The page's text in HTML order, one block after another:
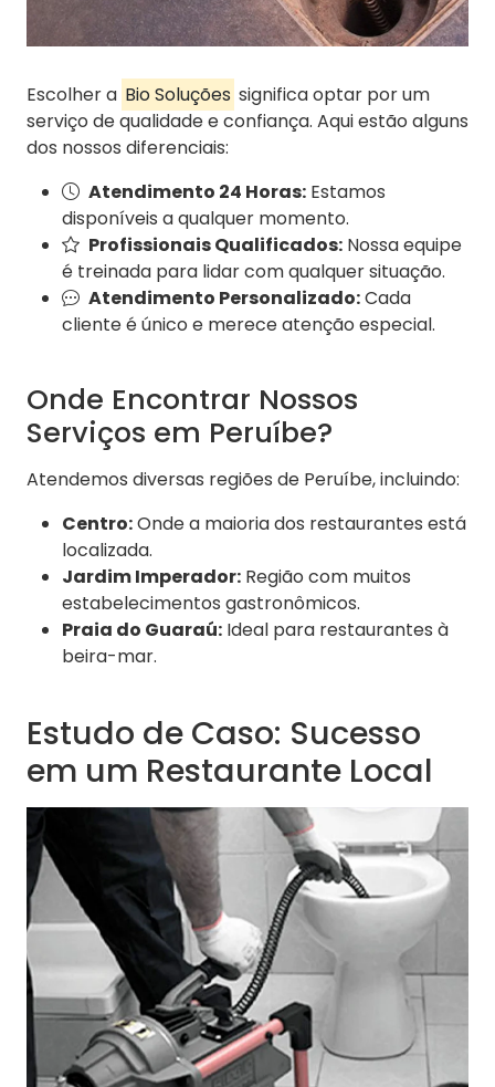
Escolher a Bio Soluções significa optar por um
serviço de qualidade e confiança. Aqui estão alguns
dos nossos diferenciais:
Atendimento 24 Horas: Estamos
disponíveis a qualquer momento.
Profissionais Qualificados: Nossa equipe
é treinada para lidar com qualquer situação.
Atendimento Personalizado:Cada
cliente é único e merece atenção especial.
Onde Encontrar Nossos
Serviços em Peruíbe?
Atendemos diversas regiões de Peruíbe, incluindo:
Centro:Onde a maioria dos restaurantes está
localizada.
Jardim Imperador: Região com muitos
estabelecimentos gastronômicos.
Praia do Guaraú: Ideal para restaurantes à
beira-mar.
Estudo de Caso: Sucesso
em um Restaurante Local